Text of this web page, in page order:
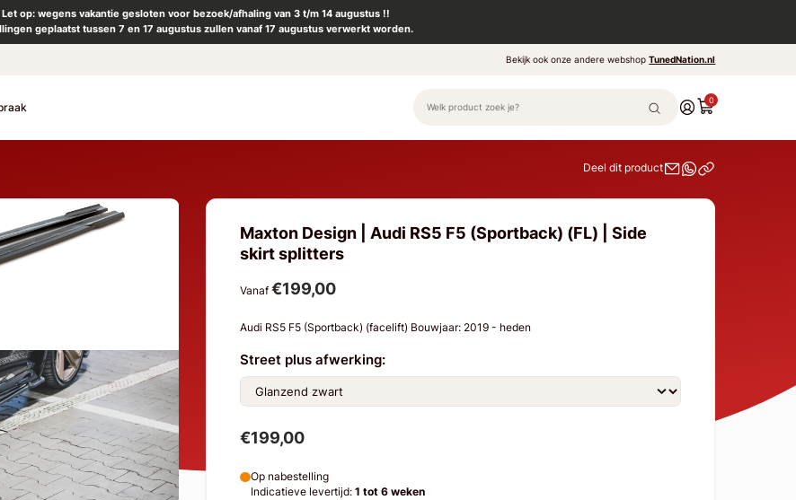
Let op: wegens vakantie gesloten voor bezoek/afhaling van 3 t/m 14 augustus !!
geplaatst tussen 7 en 17 augustus zullen vanaf 17 augustus verwerkt worden.
Bekijk ook onze andere webshopTunedNation.nl
0
Deel dit product
Maxton Design | Audi RS5 F5 (Sportback) (FL) | Side
skirt splitters
Vanaf €199,00
Audi RS5 F5 (Sportback) (facelift) Bouwjaar: 2019 - heden
Street plus afwerking:
€199,00
Op nabestelling
Indicatieve levertijd: 1 tot 6 weken